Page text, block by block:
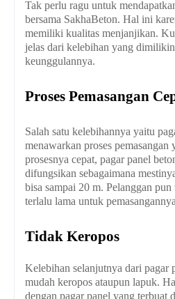
Tak perlu ragu untuk
bersama SakhaBeton. Hal ini
memiliki kualitas menjanjikan.
jelas dari kelebihan yang
keunggulannya.
Proses Pemasangan
Salah satu kelebihannya yaitu
menawarkan proses pemasangan
prosesnya cepat, pagar panel
difungsikan sebagaimana
bisa sampai 20 m. Pelanggan
terlalu lama untuk
Tidak Keropos
Kelebihan selanjutnya dari pagar
mudah keropos ataupun lapuk.
dengan pagar panel yang terbuat